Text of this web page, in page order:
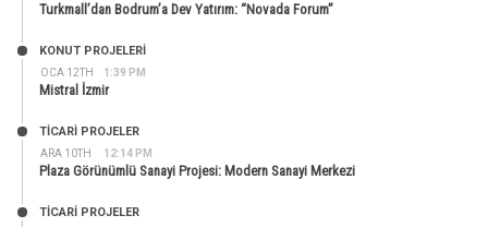
Turkmall’dan Bodrum’a Dev Yatırım: “Novada Forum”
OCA 12TH 1:39 PM
KONUT PROJELERI
Mistral İzmir
ARA 10TH 12:14 PM
TİCARİ PROJELER
Plaza Görünümlü Sanayi Projesi: Modern Sanayi Merkezi
TİCARİ PROJELER